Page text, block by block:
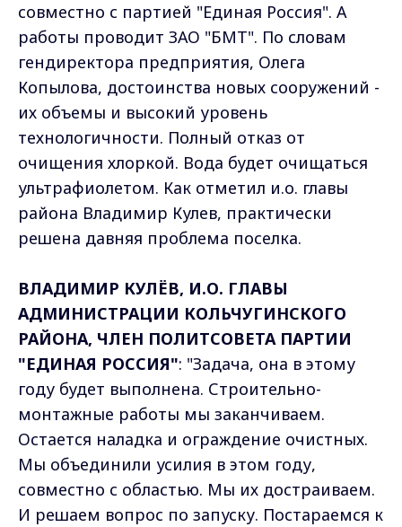
совместно с партией "Единая Россия". А
работы проводит ЗАО "БМТ". По словам
гендиректора предприятия, Олега
Копылова, достоинства новых сооружений -
их объемы и высокий уровень
технологичности. Полный отказ от
очищения хлоркой. Вода будет очищаться
ультрафиолетом. Как отметил и.о. главы
района Владимир Кулев, практически
решена давняя проблема поселка.
ВЛАДИМИР КУЛЁВ, И.О. ГЛАВЫ
АДМИНИСТРАЦИИ КОЛЬЧУГИНСКОГО
РАЙОНА, ЧЛЕН ПОЛИТСОВЕТА ПАРТИИ
"ЕДИНАЯ РОССИЯ": "Задача, она в этому
году будет выполнена. Строительно-
монтажные работы мы заканчиваем.
Остается наладка и ограждение очистных.
Мы объединили усилия в этом году,
совместно с областью. Мы их достраиваем.
И решаем вопрос по запуску. Постараемся к